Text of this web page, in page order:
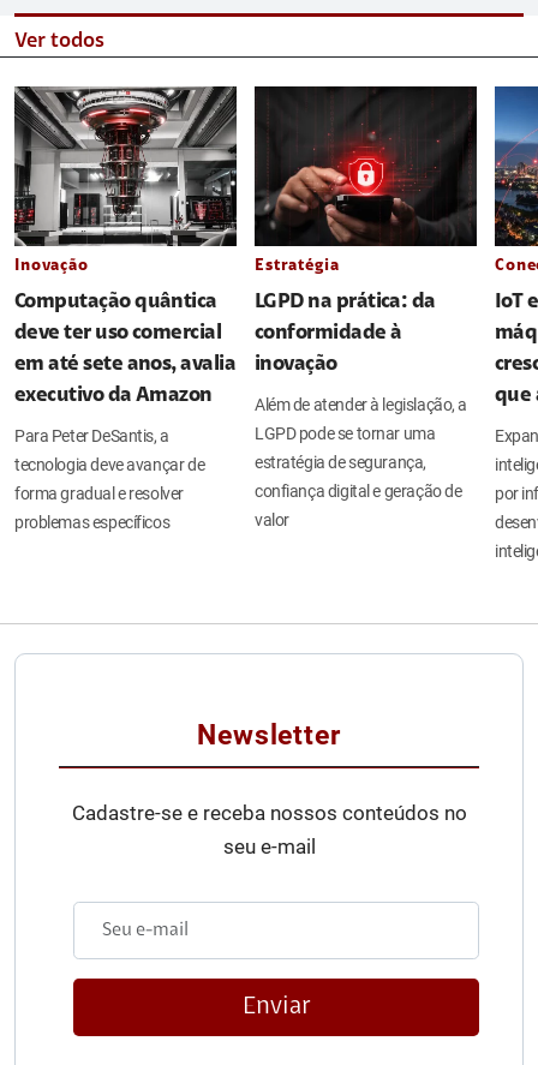
Ver todos
Inovação
Computação quântica
deve ter uso comercial
em até sete anos, avalia
executivo da Amazon
Para Peter DeSantis, a
tecnologia deve avançar de
forma gradual e resolver
problemas específicos
Estratégia
LGPD na prática: da
conformidade à
inovação
Além de atender à legislação, a
LGPD pode se tornar uma
estratégia de segurança,
confiança digital e geração de
valor
IoT
que
por
Newsletter
Cadastre-se e receba nossos conteúdos no
seu e-mail
Enviar